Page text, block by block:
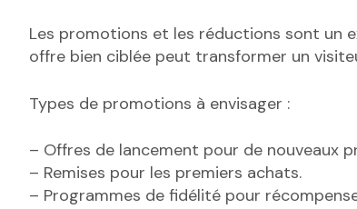
Les promotions et les réductions sont un
offre bien ciblée peut transformer un
Types de promotions à envisager :
– Offres de lancement pour de nouveaux
– Remises pour les premiers achats.
– Programmes de fidélité pour